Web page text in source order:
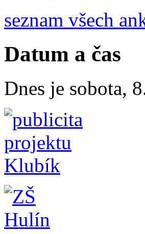
seznam všech
Datum a čas
Dnes je sobota,